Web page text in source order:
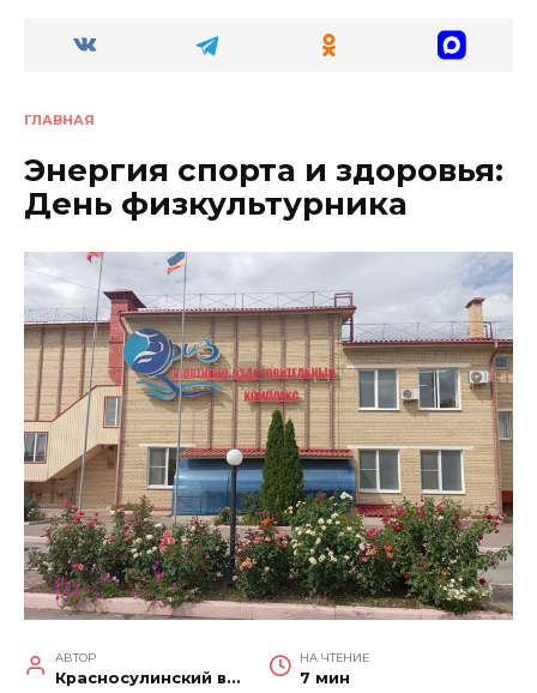
ГЛАВНАЯ
Энергия спорта и здоровья:
День физкультурника
АВТОР
Красносулинский вестник
НА ЧТЕНИЕ
7 мин